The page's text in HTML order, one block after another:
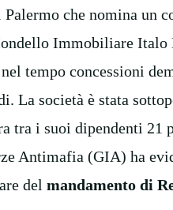
che nomina un
Immobiliare Italo
tempo concessioni
La società è stata
tra i suoi dipendenti 21
Antimafia (GIA) ha
del mandamento di